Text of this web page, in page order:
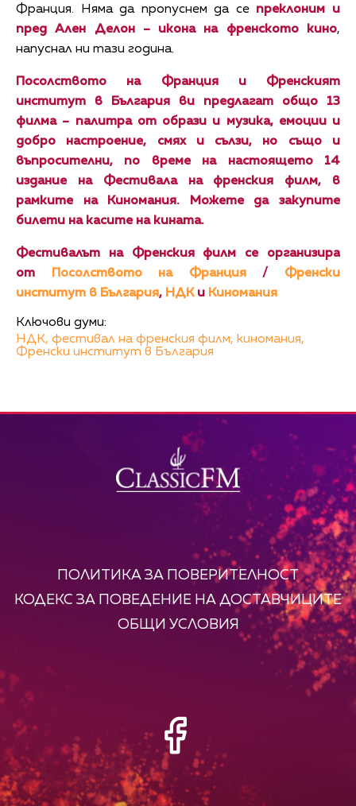
Франция. Няма да пропуснем да се преклоним и
пред Ален Делон – икона на френското кино,
напуснал ни тази година.
Посолството на Франция и Френският
институт в България ви предлагат общо 13
филма – палитра от образи и музика, емоции и
добро настроение, смях и сълзи, но също и
въпросителни, по време на настоящето 14
издание на Фестивала на френския филм, в
рамките на Киномания.
Можете да закупите
билети на касите на кината.
Фестивалът на Френския филм се организира
от
Посолството на Франция/ Френски
институт в България, НДКи Киномания
Ключови думи:
НДК, фестивал на френския филм, киномания,
Френски институт в България
ПОЛИТИКА ЗА ПОВЕРИТЕЛНОСТ
КОДЕКС ЗА ПОВЕДЕНИЕ НА ДОСТАВЧИЦИТЕ
ОБЩИ УСЛОВИЯ